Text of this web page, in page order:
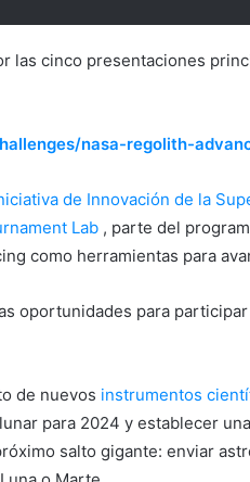
las cinco presentaciones
nasa-regolith-
de Innovación de la
Lab , parte del
como herramientas para
oportunidades para
de nuevos instrumentos
para 2024 y establecer
salto gigante: enviar